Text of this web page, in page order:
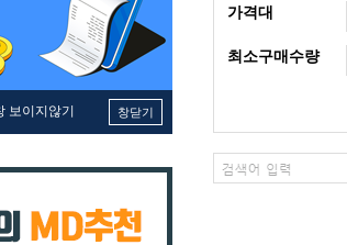
보이지않기 창닫기
가격대
최소구매수량